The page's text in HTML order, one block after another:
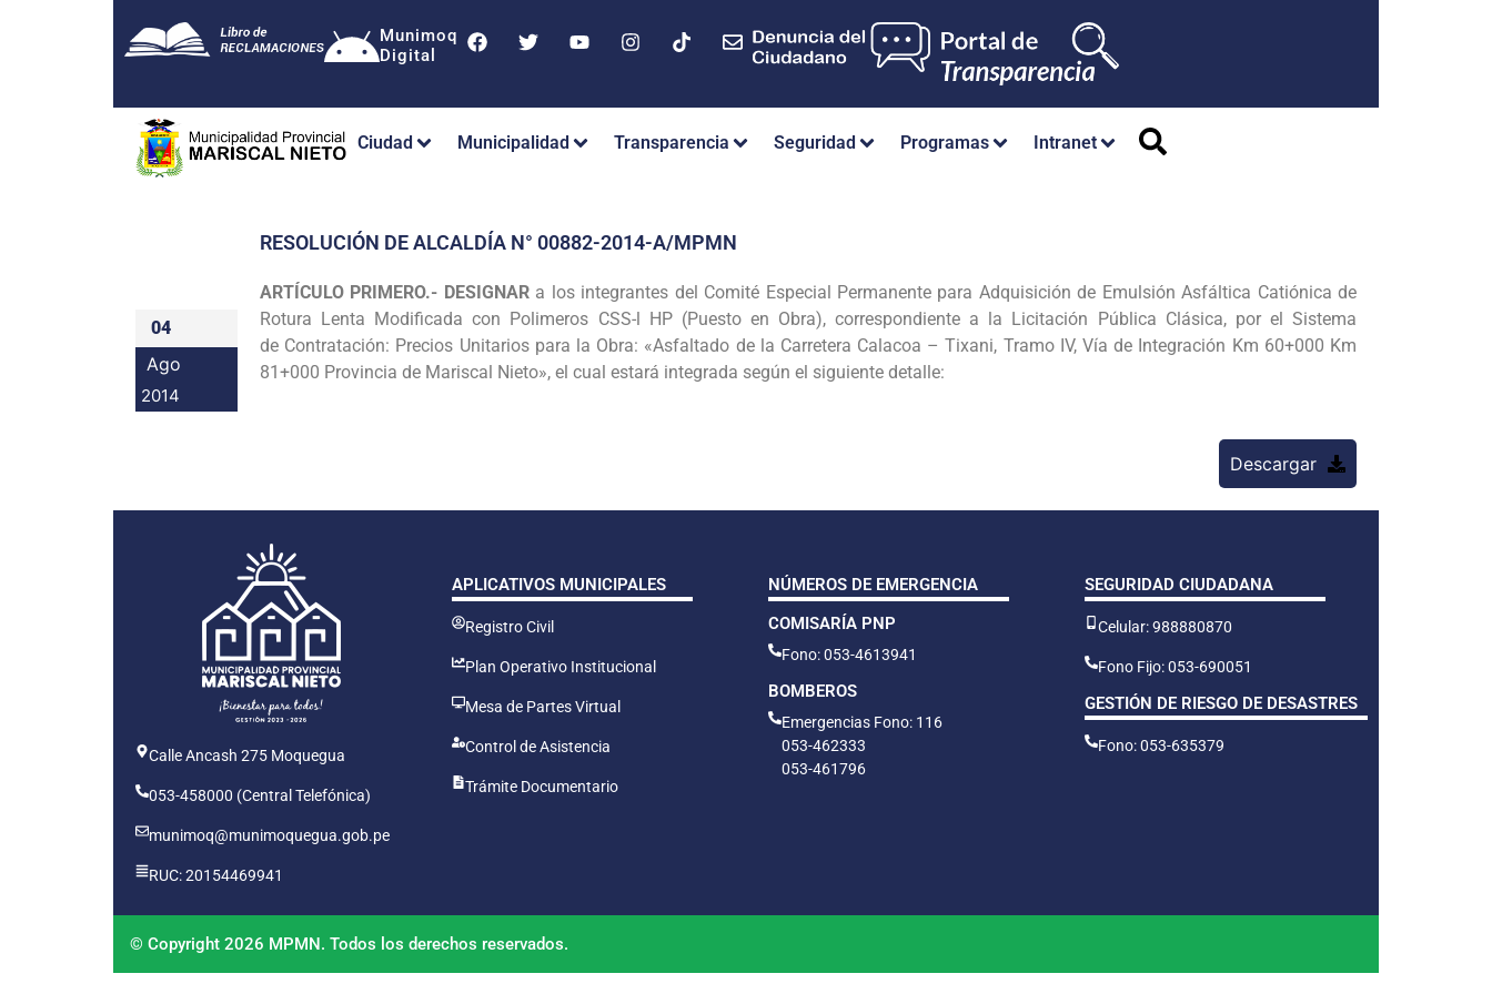
Munimoq
Digital
Ciudad Municipalidad Transparencia Seguridad Programas Intranet
04
Ago
2014
RESOLUCIÓN DE ALCALDÍA N° 00882-2014-A/MPMN
ARTÍCULO PRIMERO.- DESIGNAR a los integrantes del Comité Especial Permanente para Adquisición de Emulsión Asfáltica Catiónica de
Rotura Lenta Modificada con Polimeros CSS-l HP (Puesto en Obra), correspondiente a la Licitación Pública Clásica, por el Sistema
de Contratación: Precios Unitarios para la Obra: «Asfaltado de la Carretera Calacoa – Tixani, Tramo IV, Víade Integración Km 60+000 Km
81+000 Provincia de Mariscal Nieto», el cual estará integrada según el siguiente detalle:
Descargar
Calle Ancash 275 Moquegua
053-458000 (Central Telefónica)
munimoq@munimoquegua.gob.pe
RUC: 20154469941
APLICATIVOS MUNICIPALES
Registro Civil
Plan Operativo Institucional
Mesa de Partes Virtual
Control de Asistencia
Trámite Documentario
NÚMEROS DE EMERGENCIA
COMISARÍA PNP
Fono: 053-4613941
BOMBEROS
Emergencias Fono: 116
053-462333
053-461796
SEGURIDAD CIUDADANA
Celular: 988880870
Fono Fijo: 053-690051
GESTIÓN DE RIESGO DE DESASTRES
Fono: 053-635379
© Copyright 2026 MPMN. Todos los derechos reservados.